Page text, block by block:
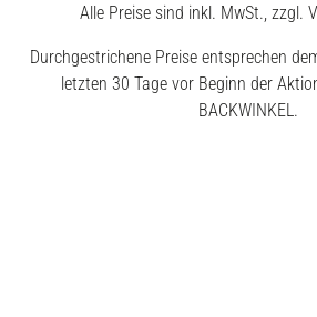
Alle Preise sind inkl. MwSt., zzgl.
Durchgestrichene Preise entsprechen
letzten 30 Tage vor Beginn der
BACKWINKEL.